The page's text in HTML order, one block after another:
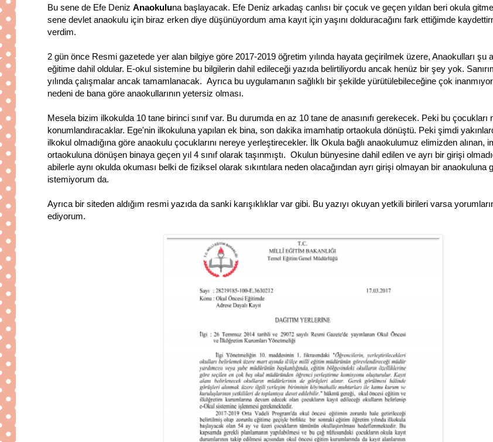
Bu sene de Efe Deniz Anaokuluna başlayacak. Efe Deniz arkadaş canlısı bir çocuk ve geçen yıldan beri okula
sene devlet anaokulu için biraz erken diye düşünüyordum ama kayıt için yaşını dolduracağını fark ettiğimde
verdim.
2 gün önce Resmi gazetede yer alan bilgiye göre 2017-2019 öğretim yılında hayata geçirilmek üzere, Anaokulları şu
eğitime dahil oldular. E-okul sistemine bu bilgilerin dahil edileceği yazıda belirtiliyordu ancak henüz bir şey yok.
yılında çalışmalar ancak tamamlanacak. Ayrıca bu uygulamanın sağlıklı bir şekilde yürütülebileceğine çok
nedeni de bana göre anaokullarının yetersiz olması.
Mesela bizim ilkokulda 10 tane birinci sınıf var. Bu durumda en az 10 tane de anasınıfı gerekecek. Peki bu çocukları
konumlandıracaklar. Ege'nin ilkokuluna yapılan ek bina, son dakika imamhatip ortaokula dönüştü. Peki şimdi
ilkokul olmadığına göre anaokulu çocuklarını nereye yerleştirecekler. İlk Okula bağlı anaokulumuz elimizden alınan,
ortaokuluna dönüşen binaya geçen yıl 4 sınıf olarak taşınmıştı. Okulun bünyesine dahil edilen ve ayrı bir girişi
abilerle aynı okulda okuması belki de fiziksel olarak sıkıntılara neden olacağından ayrı girişi olmayan bir anaokuluna
istemiyorum da.
Ayrıca bir siteden aldığım resmi yazıda da sanki karışıklıklar var gibi. Bu yazıyı okuyan yetkili birileri varsa
ediyorum.